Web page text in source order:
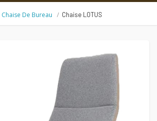
Chaise De Bureau Chaise LOTUS